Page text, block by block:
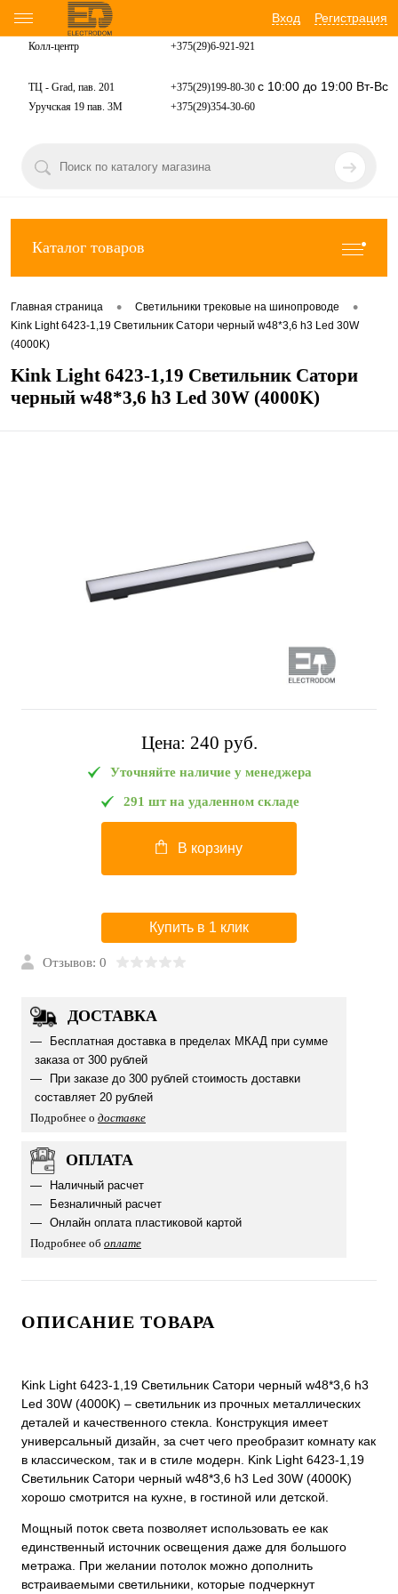
Вход Регистрация
Колл-центр +375(29)6-921-921
ТЦ - Grad, пав. 201 +375(29)199-80-30 с 10:00 до 19:00 Вт-Вс
Уручская 19 пав. 3М +375(29)354-30-60
Каталог товаров
Главная страница • Светильники трековые на шинопроводе •
Kink Light 6423-1,19 Светильник Сатори черный w48*3,6 h3 Led 30W
(4000K)
Kink Light 6423-1,19 Светильник Сатори
черный w48*3,6 h3 Led 30W (4000K)
Цена: 240 pуб.
Уточняйте наличие у менеджера
291 шт на удаленном складе
В корзину
Купить в 1 клик
Отзывов: 0
ДОСТАВКА
Бесплатная доставка в пределах МКАД при сумме
заказа от 300 рублей
При заказе до 300 рублей стоимость доставки
составляет 20 рублей
Подробнее о доставке
ОПЛАТА
Наличный расчет
Безналичный расчет
Онлайн оплата пластиковой картой
Подробнее об оплате
ОПИСАНИЕ ТОВАРА
Kink Light 6423-1,19 Светильник Сатори черный w48*3,6 h3
Led 30W (4000K) – светильник из прочных металлических
деталей и качественного стекла. Конструкция имеет
универсальный дизайн, за счет чего преобразит комнату как
в классическом, так и в стиле модерн. Kink Light 6423-1,19
Светильник Сатори черный w48*3,6 h3 Led 30W (4000K)
хорошо смотрится на кухне, в гостиной или детской.
Мощный поток света позволяет использовать ее как
единственный источник освещения даже для большого
метража. При желании потолок можно дополнить
встраиваемыми светильники, которые подчеркнут